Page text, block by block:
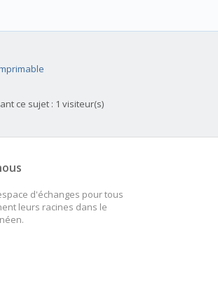
ce sujet : 1 visiteur(s)
d'échanges pour tous
leurs racines dans le